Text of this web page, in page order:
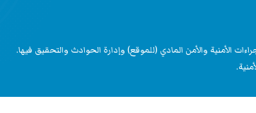
الأمنية والأمن المادي (للموقع) وإدارة الحوادث والتحقيق فيها.